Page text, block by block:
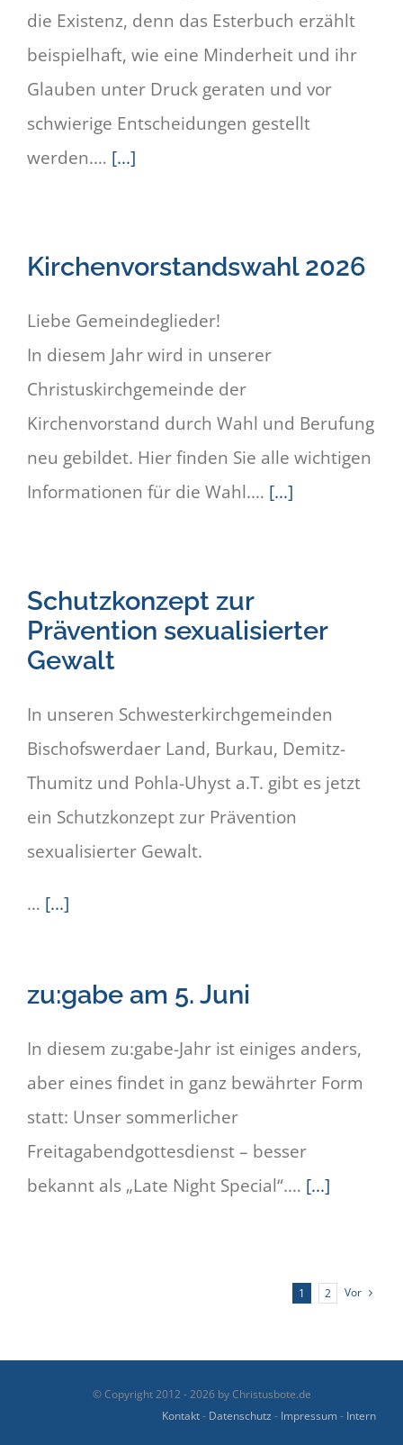
die Existenz, denn das Esterbuch erzählt
beispielhaft, wie eine Minderheit und ihr
Glauben unter Druck geraten und vor
schwierige Entscheidungen gestellt
werden.… [...]
Kirchenvorstandswahl 2026
Liebe Gemeindeglieder!
In diesem Jahr wird in unserer
Christuskirchgemeinde der
Kirchenvorstand durch Wahl und Berufung
neu gebildet. Hier finden Sie alle wichtigen
Informationen für die Wahl.… [...]
Schutzkonzept zur
Prävention sexualisierter
Gewalt
In unseren Schwesterkirchgemeinden
Bischofswerdaer Land, Burkau, Demitz-
Thumitz und Pohla-Uhyst a.T. gibt es jetzt
ein Schutzkonzept zur Prävention
sexualisierter Gewalt.
… [...]
zu:gabe am 5. Juni
In diesem zu:gabe-Jahr ist einiges anders,
aber eines findet in ganz bewährter Form
statt: Unser sommerlicher
Freitagabendgottesdienst – besser
bekannt als „Late Night Special“.… [...]
1 2 Vor
© Copyright 2012 -2026 by Christusbote.de
Kontakt- Datenschutz - Impressum - Intern